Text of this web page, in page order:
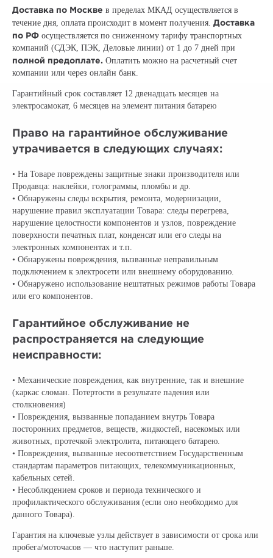
Доставка по Москве в пределах МКАД осуществляется в
течение дня, оплата происходит в момент получения. Доставка
по РФ осуществляется по сниженному тарифу транспортных
компаний (СДЭК, ПЭК, Деловые линии) от 1 до 7 дней при
полной предоплате. Оплатить можно на расчетный счет
компании или через онлайн банк.
Гарантийный срок составляет 12 двенадцать месяцев на
электросамокат, 6 месяцев на элемент питания батарею
Право на гарантийное обслуживание
утрачивается в следующих случаях:
• На Товаре повреждены защитные знаки производителя или
Продавца: наклейки, голограммы, пломбы и др.
• Обнаружены следы вскрытия, ремонта, модернизации,
нарушение правил эксплуатации Товара: следы перегрева,
нарушение целостности компонентов и узлов, повреждение
поверхности печатных плат, конденсат или его следы на
электронных компонентах и т.п.
• Обнаружены повреждения, вызванные неправильным
подключением к электросети или внешнему оборудованию.
• Обнаружено использование нештатных режимов работы Товара
или его компонентов.
Гарантийное обслуживание не
распространяется на следующие
неисправности:
• Механические повреждения, как внутренние, так и внешние
(каркас сломан. Потертости в результате падения или
столкновения)
• Повреждения, вызванные попаданием внутрь Товара
посторонних предметов, веществ, жидкостей, насекомых или
животных, протечкой электролита, питающего батарею.
• Повреждения, вызванные несоответствием Государственным
стандартам параметров питающих, телекоммуникационных,
кабельных сетей.
• Несоблюдением сроков и периода технического и
профилактического обслуживания (если оно необходимо для
данного Товара).
Гарантия на ключевые узлы действует в зависимости от срока или
пробега/моточасов — что наступит раньше.